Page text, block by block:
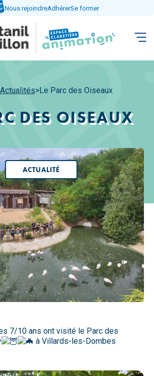
Nous rejoindreAdhérerSe former
Actualités>Le Parc des Oiseaux
DES OISEAUX
ACTUALITÉ
7/10 ans ont visité le Parc des
à Villards-les-Dombes